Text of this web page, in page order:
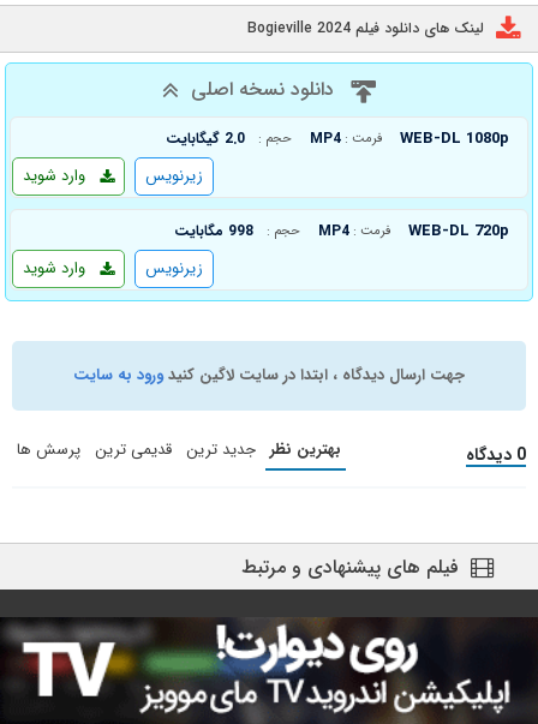
لینک های دانلود فیلم Bogieville 2024
دانلود نسخه اصلی
WEB-DL 1080p فرمت : MP4 حجم : 2.0 گیگابایت
وارد شوید زیرنویس
WEB-DL 720p فرمت : MP4 حجم : 998 مگابایت
وارد شوید زیرنویس
جهت ارسال دیدگاه ، ابتدا در سایت لاگین کنیدورود به سایت
0 دیدگاه بهترین نظر جدید ترین قدیمی ترین پرسش ها
فیلم های پیشنهادی و مرتبط